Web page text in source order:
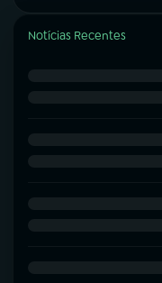
Notícias Recentes